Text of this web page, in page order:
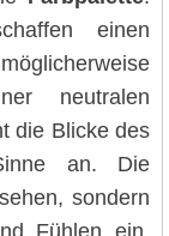
einen
neutralen
die Blicke des
an. Die
sondern
Fühlen ein.